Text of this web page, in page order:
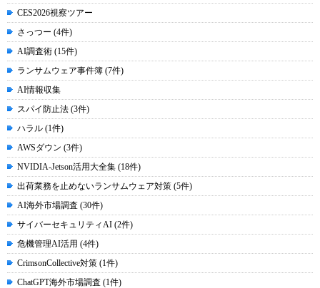
CES2026視察ツアー
さっつー (4件)
AI調査術 (15件)
ランサムウェア事件簿 (7件)
AI情報収集
スパイ防止法 (3件)
ハラル (1件)
AWSダウン (3件)
NVIDIA-Jetson活用大全集 (18件)
出荷業務を止めないランサムウェア対策 (5件)
AI海外市場調査 (30件)
サイバーセキュリティAI (2件)
危機管理AI活用 (4件)
CrimsonCollective対策 (1件)
ChatGPT海外市場調査 (1件)